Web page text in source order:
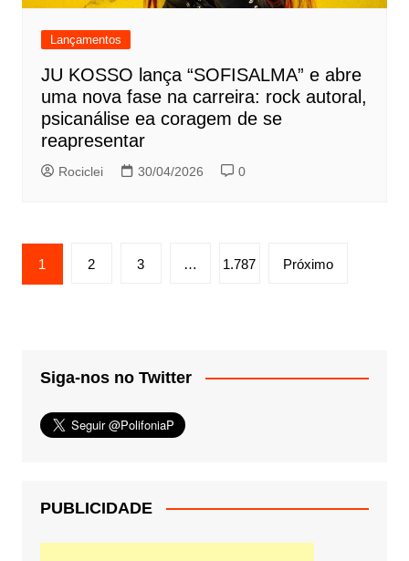
Lançamentos
JU KOSSO lança “SOFISALMA” e abre
uma nova fase na carreira: rock autoral,
psicanálise ea coragem de se
reapresentar
Rociclei 30/04/2026 0
Paginação
de
1 2 3 … 1.787 Próximo
Siga-nos no Twitter
PUBLICIDADE